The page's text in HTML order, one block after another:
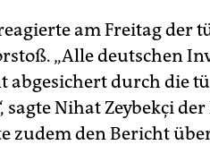
am Freitag der
„Alle deutschen
abgesichert durch die
sagte Nihat Zeybekçi
zudem den Bericht